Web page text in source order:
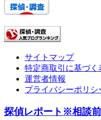
サイトマップ
特定商取引に基づく
運営者情報
プライバシーポリシ
探偵レポート※相談